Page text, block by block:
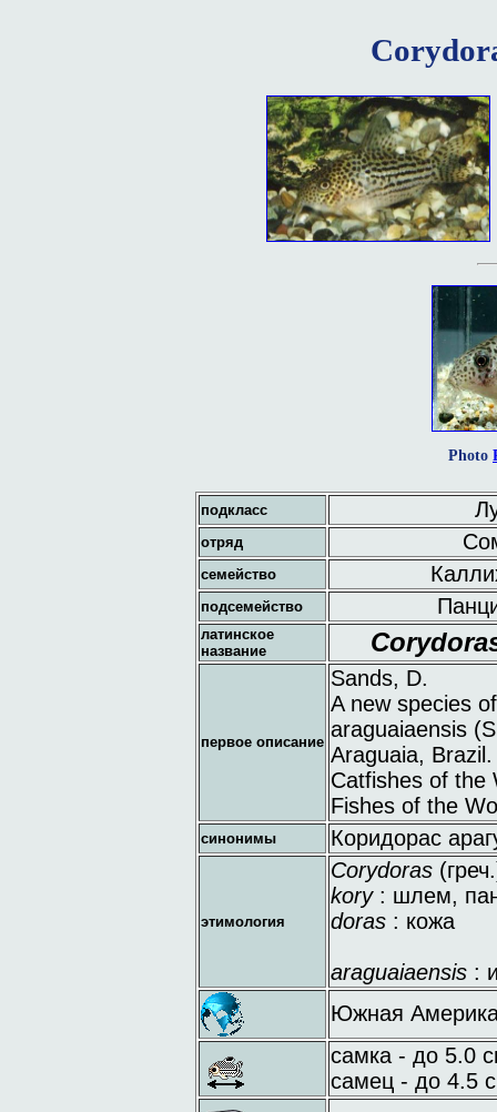
Photo
подкласс
отряд
семейство
подсемейство
латинское
название
первое описание
Sands, D.
A new species
araguaiaensis
Araguaia, Brazil.
Catfishes of the
Fishes of the
синонимы Коридорас
этимология
Corydoras
kory : шлем,
doras : кожа
araguaiaensis :
Южная
самка - до 5.0
самец - до 4.5